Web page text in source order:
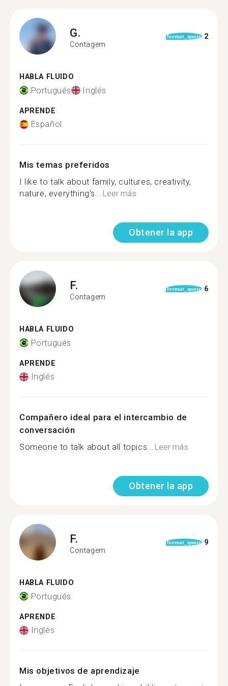
G.
Contagem
format_quote 2
HABLA FLUIDO
Portugués Inglés
APRENDE
Español
Mis temas preferidos
I like to talk about family, cultures, creativity,
nature, everything's...Leer más
Obtener la app
F.
Contagem
format_quote 6
HABLA FLUIDO
Portugués
APRENDE
Inglés
Compañero ideal para el intercambio de
conversación
Someone to talk about all topics...Leer más
Obtener la app
F.
Contagem
format_quote 9
HABLA FLUIDO
Portugués
APRENDE
Inglés
Mis objetivos de aprendizaje